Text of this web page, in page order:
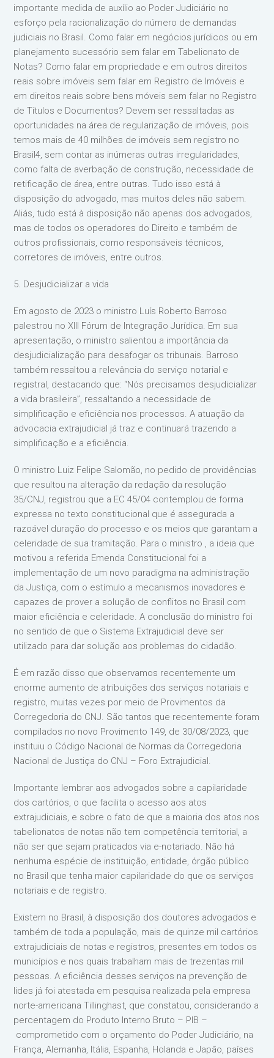
importante medida de auxílio ao Poder Judiciário no
esforço pela racionalização do número de demandas
judiciais no Brasil. Como falar em negócios jurídicos ou em
planejamento sucessório sem falar em Tabelionato de
Notas? Como falar em propriedade e em outros direitos
reais sobre imóveis sem falar em Registro de Imóveis e
em direitos reais sobre bens móveis sem falar no Registro
de Títulos e Documentos? Devem ser ressaltadas as
oportunidades na área de regularização de imóveis, pois
temos mais de 40 milhões de imóveis sem registro no
Brasil4, sem contar as inúmeras outras irregularidades,
como falta de averbação de construção, necessidade de
retificação de área, entre outras. Tudo isso está à
disposição do advogado, mas muitos deles não sabem.
Aliás, tudo está à disposição não apenas dos advogados,
mas de todos os operadores do Direito e também de
outros profissionais, como responsáveis técnicos,
corretores de imóveis, entre outros.
5. Desjudicializar a vida
Em agosto de 2023 o ministro Luís Roberto Barroso
palestrou no XIII Fórum de Integração Jurídica. Em sua
apresentação, o ministro salientou a importância da
desjudicialização para desafogar os tribunais. Barroso
também ressaltou a relevância do serviço notarial e
registral, destacando que: “Nós precisamos desjudicializar
a vida brasileira”, ressaltando a necessidade de
simplificação e eficiência nos processos. A atuação da
advocacia extrajudicial já traz e continuará trazendo a
simplificação e a eficiência.
O ministro Luiz Felipe Salomão, no pedido de providências
que resultou na alteração da redação da resolução
35/CNJ, registrou que a EC 45/04 contemplou de forma
expressa no texto constitucional que é assegurada a
razoável duração do processo e os meios que garantam a
celeridade de sua tramitação. Para o ministro , a ideia que
motivou a referida Emenda Constitucional foi a
implementação de um novo paradigma na administração
da Justiça, com o estímulo a mecanismos inovadores e
capazes de prover a solução de conflitos no Brasil com
maior eficiência e celeridade. A conclusão do ministro foi
no sentido de que o Sistema Extrajudicial deve ser
utilizado para dar solução aos problemas do cidadão.
É em razão disso que observamos recentemente um
enorme aumento de atribuições dos serviços notariais e
registro, muitas vezes por meio de Provimentos da
Corregedoria do CNJ. São tantos que recentemente foram
compilados no novo Provimento 149, de 30/08/2023, que
instituiu o Código Nacional de Normas da Corregedoria
Nacional de Justiça do CNJ – Foro Extrajudicial.
Importante lembrar aos advogados sobre a capilaridade
dos cartórios, o que facilita o acesso aos atos
extrajudiciais, e sobre o fato de que a maioria dos atos nos
tabelionatos de notas não tem competência territorial, a
não ser que sejam praticados via e-notariado. Não há
nenhuma espécie de instituição, entidade, órgão público
no Brasil que tenha maior capilaridade do que os serviços
notariais e de registro.
Existem no Brasil, à disposição dos doutores advogados e
também de toda a população, mais de quinze mil cartórios
extrajudiciais de notas e registros, presentes em todos os
municípios e nos quais trabalham mais de trezentas mil
pessoas. A eficiência desses serviços na prevenção de
lides já foi atestada em pesquisa realizada pela empresa
norte-americana Tillinghast, que constatou, considerando a
percentagem do Produto Interno Bruto – PIB –
comprometido com o orçamento do Poder Judiciário, na
França, Alemanha, Itália, Espanha, Holanda e Japão, países